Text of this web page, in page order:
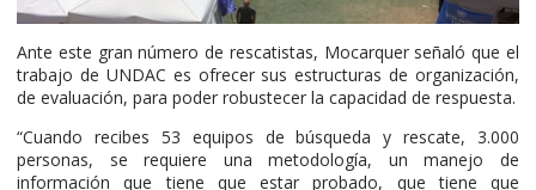
Ante este gran número de rescatistas, Mocarquer señaló que el
trabajo de UNDAC es ofrecer sus estructuras de organización,
de evaluación, para poder robustecer la capacidad de respuesta.
“Cuando recibes 53 equipos de búsqueda y rescate, 3.000
personas, se requiere una metodología, un manejo de
información que tiene que estar probado, que tiene que